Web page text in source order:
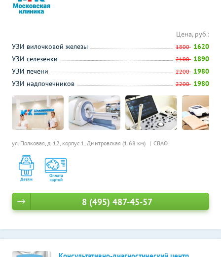
ул. Полковая, д. 12, корпус 1, Дмитровская (1.68 км) СВАО
Цена, руб.:
УЗИ вилочковой железы
1800 1620
УЗИ селезенки
2100 1890
УЗИ печени
2200 1980
УЗИ надпочечников
2200 1980
8 (495) 487-45-57